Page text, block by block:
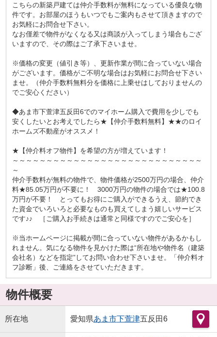
こちらの新築戸建ては仲介手数料が無料になっている優良な物
件です。お部屋のほうもいつでもご案内もさせて頂きますので
お気軽にお問合せ下さい。
なお僅差で物件がなくなる又は商談が入ってしまう場合もござ
いますので、その際はご了承下さいませ。
※価格の変更（値引き等）、更新作業が間に合っていない場合
がございます。価格がご不明な場合はお気軽にお問合せ下さい
ませ。（仲介手数料無料分を価格に上乗せはしておりませんの
でご安心ください）
◆あま市下萱津五反田6でのマイホーム購入で費用を少しでも
安くしたいとお考えでしたら★【仲介手数料無料】★★のロイ
ホームズ不動産がオススメ！
★【仲介料オフ物件】を希望の方が増えています！
～～～～～～～～～～～～～～～～～～～～～～～～～～～～
～
仲介手数料が無料の物件で、物件価格が2500万円の場合、仲介
料★85.05万円が不要に！ 3000万円の物件の場合では★100.8
万円が不要！ とってもお得にご購入ができるうえ、節約でき
た資金でいろいろと必要なものも買えてしまう嬉しいサービス
です♪♪ ［ご購入お手続きは通常と同様ですのでご安心を］
※当ホームページに掲載が間に合っていない物件があるかもし
れません。気になる物件を見かけた際は“所在地や物件名（建築
会社名）などを指定”してお問い合わせ下さいませ。「仲介料オ
フ診断」後、ご連絡をさせていただきます。
物件概要
所在地 愛知県あま市下萱津五反田6